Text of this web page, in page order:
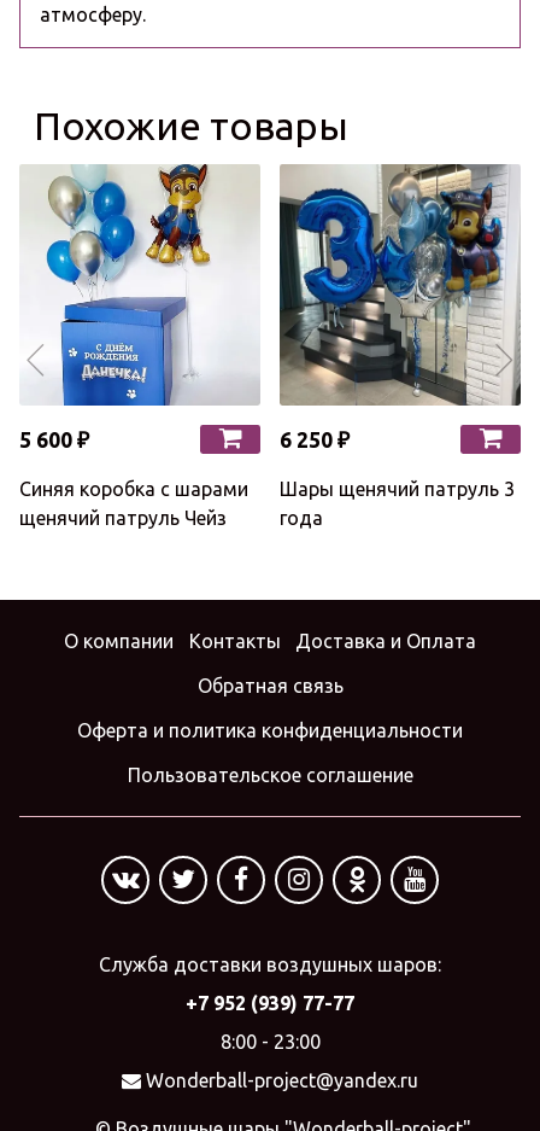
атмосферу.
Похожие товары
5 600 ₽
Синяя коробка с шарами
щенячий патруль Чейз
6 250 ₽
Шары щенячий патруль 3
года
О компании Контакты Доставка и Оплата
Обратная связь
Оферта и политика конфиденциальности
Пользовательское соглашение
Служба доставки воздушных шаров:
+7 952 (939) 77-77
8:00 - 23:00
Wonderball-project@yandex.ru